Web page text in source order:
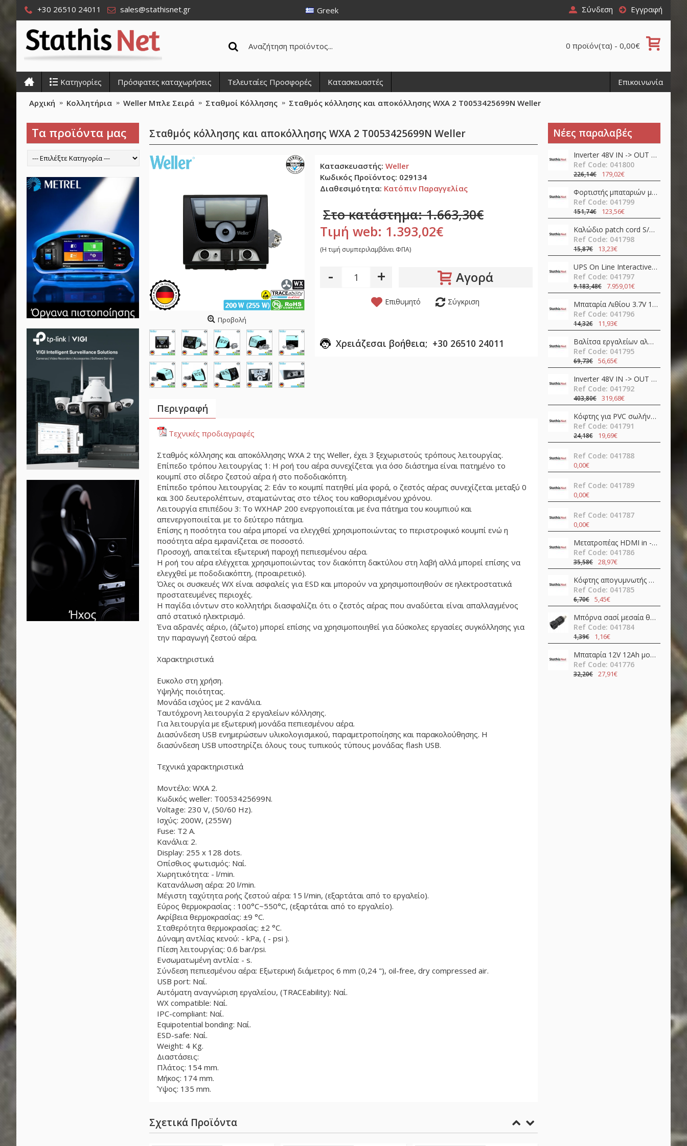
+30 26510 24011 sales@stathisnet.gr Greek Σύνδεση Εγγραφή
0 προϊόν(τα) - 0,00€
Κατηγορίες Πρόσφατες καταχωρήσεις Τελευταίες Προσφορές Κατασκευαστές Επικοινωνία
Αρχική Κολλητήρια Weller Μπλε Σειρά Σταθμοί Κόλλησης Σταθμός κόλλησης και αποκόλλησης WXA 2 T0053425699N Weller
Τα προϊόντα μας Νέες παραλαβές
Inverter 48V ΙΝ -> OUT 230VAC 450W καθαρού ημιτόνου NTS-450-248EU Mean Well
Ref Code: 041800
226,14€ 179,02€
Φορτιστής μπαταριών μολύβδου / λιθίου 24V 12A 360W PFC NPB-360-24TB Mean Well
Ref Code: 041799
151,74€ 123,56€
Καλώδιο patch cord S/FTP CAT6A 1m LSZH μαύρο γωνιακό προς τα κάτω Slim 80299 Delock
Ref Code: 041798
15,87€ 13,23€
UPS On Line Interactive 30000VA 30kW Τριφασικό / Μονοφασικό με 72 Μπαταρίες IST7-30KVA AEC
Ref Code: 041797
9.183,48€ 7.959,01€
Μπαταρία Λιθίου 3.7V 18650 3400mAh Li-Ion με προστασία & Type-C RC34 Speras
Ref Code: 041796
14,32€ 11,93€
Βαλίτσα εργαλείων αλουμινίου 11pcs TS01-P07 QuickFix Toolkit Teslong
Ref Code: 041795
69,73€ 56,65€
Inverter 48V ΙΝ -> OUT 230VAC 400W καθαρού ημιτόνου NTS-750-248EU MEAN WELL
Ref Code: 041792
403,80€ 319,68€
Κόφτης για PVC σωλήνες SR-366 Pro'sKit
Ref Code: 041791
24,18€ 19,69€
Ref Code: 041788
0,00€
Ref Code: 041789
0,00€
Ref Code: 041787
0,00€
Μετατροπέας HDMI in -> HDMI + SPDIF + 3.5mm out 4K@60Hz OZV8
Ref Code: 041786
35,58€ 28,97€
Κόφτης απογυμνωτής 0.5-4.0mm ψαλίδι ακριβείας CP-108 (6PK-223) Pro'sKit
Ref Code: 041785
6,70€ 5,45€
Μπόρνα σασί μεσαία θηλυκή απλή 42mm/Φ4/30Α βακελίτη μαύρη νίκελ JT-6132 JKG
Ref Code: 041784
1,39€ 1,16€
Μπαταρία 12V 12Ah μολύβδου FL12-12 Invictus
Ref Code: 041776
32,20€ 27,91€
Σταθμός κόλλησης και αποκόλλησης WXA 2 T0053425699N Weller
Προβολή
Κατασκευαστής: Weller
Κωδικός Προϊόντος: 029134
Διαθεσιμότητα: Κατόπιν Παραγγελίας
Στο κατάστημα: 1.663,30€
Τιμή web: 1.393,02€
(H τιμή συμπεριλαμβάνει ΦΠΑ)
- + Αγορά
Επιθυμητό Σύγκριση
Χρειάζεσαι βοήθεια; +30 26510 24011
Περιγραφή
Τεχνικές προδιαγραφές
Σταθμός κόλλησης και αποκόλλησης WXA 2 της Weller, έχει 3 ξεχωριστούς τρόπους λειτουργίας.
Επίπεδο τρόπου λειτουργίας 1: Η ροή του αέρα συνεχίζεται για όσο διάστημα είναι πατημένο το
κουμπί στο σίδερο ζεστού αέρα ή στο ποδοδιακόπτη.
Επίπεδο τρόπου λειτουργίας 2: Εάν το κουμπί πατηθεί μία φορά, ο ζεστός αέρας συνεχίζεται μεταξύ 0
και 300 δευτερολέπτων, σταματώντας στο τέλος του καθορισμένου χρόνου.
Λειτουργία επιπέδου 3: Το WXHAP 200 ενεργοποιείται με ένα πάτημα του κουμπιού και
απενεργοποιείται με το δεύτερο πάτημα.
Επίσης η ποσότητα του αέρα μπορεί να ελεγχθεί χρησιμοποιώντας το περιστροφικό κουμπί ενώ η
ποσότητα αέρα εμφανίζεται σε ποσοστό.
Προσοχή, απαιτείται εξωτερική παροχή πεπιεσμένου αέρα.
Η ροή του αέρα ελέγχεται χρησιμοποιώντας τον διακόπτη δακτύλου στη λαβή αλλά μπορεί επίσης να
ελεγχθεί με ποδοδιακόπτη, (προαιρετικό).
Όλες οι συσκευές WX είναι ασφαλείς για ESD και μπορούν να χρησιμοποιηθούν σε ηλεκτροστατικά
προστατευμένες περιοχές.
Η παγίδα ιόντων στο κολλητήρι διασφαλίζει ότι ο ζεστός αέρας που αναδύεται είναι απαλλαγμένος
από στατικό ηλεκτρισμό.
Ένα αδρανές αέριο, (άζωτο) μπορεί επίσης να χρησιμοποιηθεί για δύσκολες εργασίες συγκόλλησης για
την παραγωγή ζεστού αέρα.
Χαρακτηριστικά
Ευκολο στη χρήση.
Υψηλής ποιότητας.
Μονάδα ισχύος με 2 κανάλια.
Ταυτόχρονη λειτουργία 2 εργαλείων κόλλησης.
Για λειτουργία με εξωτερική μονάδα πεπιεσμένου αέρα.
Διασύνδεση USB ενημερώσεων υλικολογισμικού, παραμετροποίησης και παρακολούθησης. Η
διασύνδεση USB υποστηρίζει όλους τους τυπικούς τύπους μονάδας flash USB.
Τεχνικά χαρακτηριστικά
Μοντέλο: WXA 2.
Κωδικός weller: T0053425699N.
Voltage: 230 V, (50/60 Hz).
Ισχύς: 200W, (255W)
Fuse: T2 A.
Κανάλια: 2.
Display: 255 x 128 dots.
Οπίσθιος φωτισμός: Ναί.
Χωρητικότητα: - l/min.
Κατανάλωση αέρα: 20 l/min.
Μέγιστη ταχύτητα ροής ζεστού αέρα: 15 l/min, (εξαρτάται από το εργαλείο).
Εύρος θερμοκρασίας : 100°C~550°C, (εξαρτάται από το εργαλείο).
Ακρίβεια θερμοκρασίας: ±9 °C.
Σταθερότητα θερμοκρασίας: ±2 °C.
Δύναμη αντλίας κενού: - kPa, ( - psi ).
Πίεση λειτουργίας: 0.6 bar/psi.
Ενσωματωμένη αντλία: - s.
Σύνδεση πεπιεσμένου αέρα: Εξωτερική διάμετρος 6 mm (0,24 "), oil-free, dry compressed air.
USB port: Ναί.
Αυτόματη αναγνώριση εργαλείου, (TRACEability): Ναί.
WX compatible: Ναί.
IPC-compliant: Ναί.
Equipotential bonding: Ναί.
ESD-safe: Ναί.
Weight: 4 Kg.
Διαστάσεις:
Πλάτος: 154 mm.
Μήκος: 174 mm.
Ύψος: 135 mm.
Σχετικά Προϊόντα